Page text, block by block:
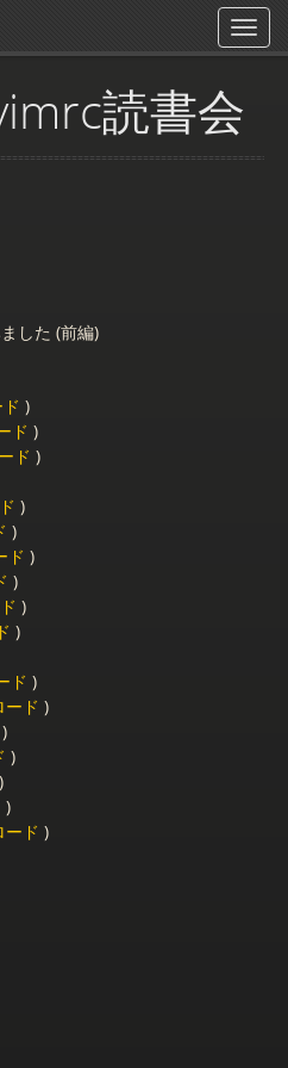
読書会
した (前編)
)
ド )
ド )
)
)
ド )
)
)
)
ド )
ード )
)
)
)
)
ード )